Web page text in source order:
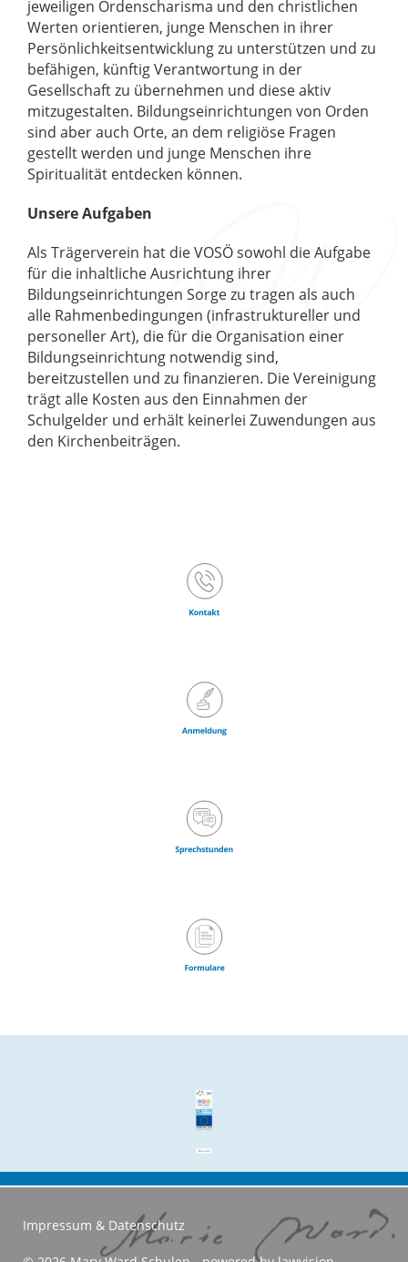
jeweiligen Ordenscharisma und den christlichen
Werten orientieren, junge Menschen in ihrer
Persönlichkeitsentwicklung zu unterstützen und zu
befähigen, künftig Verantwortung in der
Gesellschaft zu übernehmen und diese aktiv
mitzugestalten. Bildungseinrichtungen von Orden
sind aber auch Orte, an dem religiöse Fragen
gestellt werden und junge Menschen ihre
Spiritualität entdecken können.
Unsere Aufgaben
Als Trägerverein hat die VOSÖ sowohl die Aufgabe
für die inhaltliche Ausrichtung ihrer
Bildungseinrichtungen Sorge zu tragen als auch
alle Rahmenbedingungen (infrastruktureller und
personeller Art), die für die Organisation einer
Bildungseinrichtung notwendig sind,
bereitzustellen und zu finanzieren. Die Vereinigung
trägt alle Kosten aus den Einnahmen der
Schulgelder und erhält keinerlei Zuwendungen aus
den Kirchenbeiträgen.
Impressum & Datenschutz